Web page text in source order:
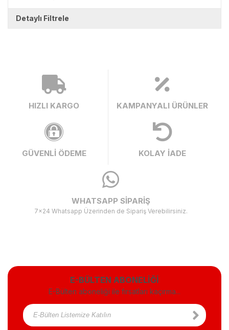
Detaylı Filtrele
HIZLI KARGO KAMPANYALI ÜRÜNLER
GÜVENLİ ÖDEME KOLAY İADE
WHATSAPP SİPARİŞ
7x24 Whatsapp Üzerinden de Sipariş Verebilirsiniz.
E-BÜLTEN ABONELİĞİ
E-Bülten aboneliği ile fırsatları kaçırma...